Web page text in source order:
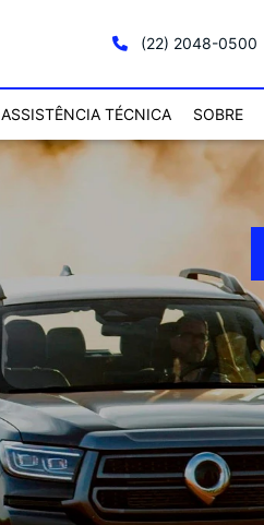
(22) 2048-0500
ASSISTÊNCIA TÉCNICA SOBRE